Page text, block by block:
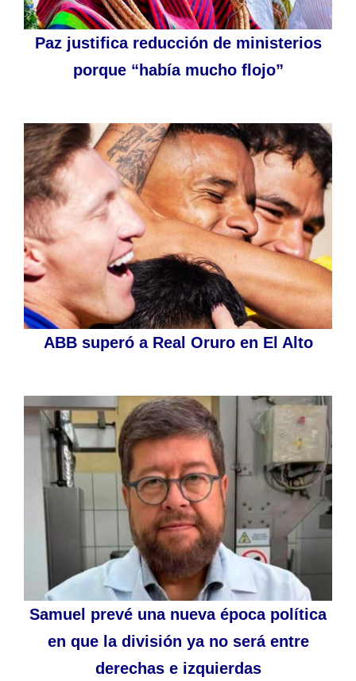
Paz justifica reducción de ministerios
porque “había mucho flojo”
ABB superó a Real Oruro en El Alto
Samuel prevé una nueva época política
en que la división ya no será entre
derechas e izquierdas